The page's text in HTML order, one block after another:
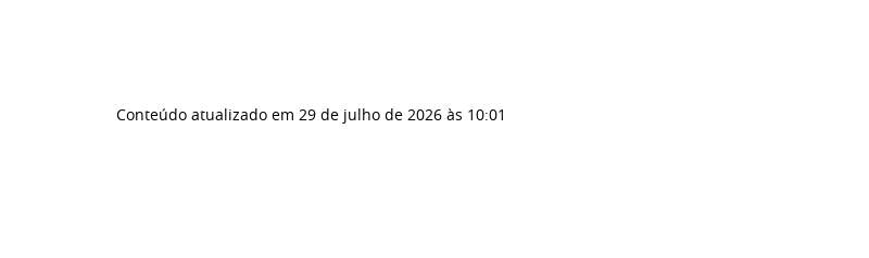
Conteúdo atualizado em 29 de julho de 2026 às 10:01